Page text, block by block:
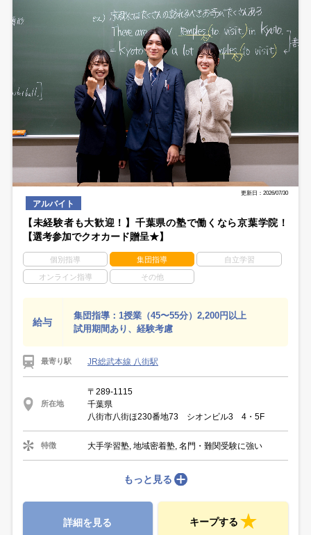
更新日：2026/07/30
アルバイト
【未経験者も大歓迎！】千葉県の塾で働くなら京葉学院！
【選考参加でクオカード贈呈★】
個別指導 集団指導 自立学習
オンライン指導 その他
給与
集団指導：1授業（45〜55分）2,200円以上
試用期間あり、経験考慮
最寄り駅 JR総武本線 八街駅
所在地
〒289-1115
千葉県
八街市八街ほ230番地73 シオンビル3 4・5F
特徴 大手学習塾, 地域密着塾, 名門・難関受験に強い
もっと見る
詳細を見る キープする